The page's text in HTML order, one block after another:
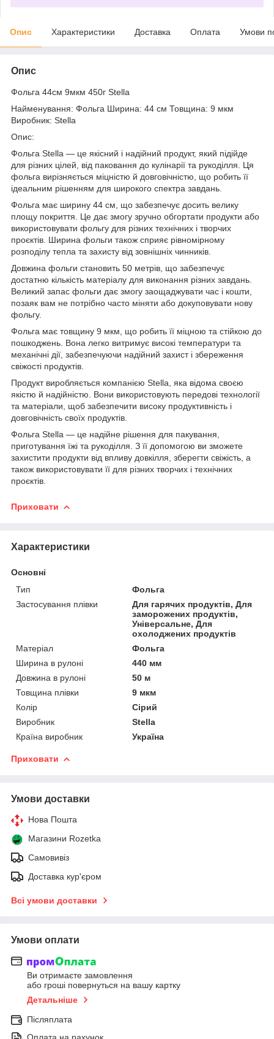
Опис Характеристики Доставка Оплата Умови
Опис
Фольга 44см 9мкм 450г Stella
Найменування: Фольга Ширина: 44 см Товщина: 9 мкм
Виробник: Stella
Опис:
Фольга Stella — це якісний і надійний продукт, який підійде
для різних цілей, від паковання до кулінарії та рукоділля. Ця
фольга вирізняється міцністю й довговічністю, що робить її
ідеальним рішенням для широкого спектра завдань.
Фольга має ширину 44 см, що забезпечує досить велику
площу покриття. Це дає змогу зручно обгортати продукти або
використовувати фольгу для різних технічних і творчих
проєктів. Ширина фольги також сприяє рівномірному
розподілу тепла та захисту від зовнішніх чинників.
Довжина фольги становить 50 метрів, що забезпечує
достатню кількість матеріалу для виконання різних завдань.
Великий запас фольги дає змогу заощаджувати час і кошти,
позаяк вам не потрібно часто міняти або докуповувати нову
фольгу.
Фольга має товщину 9 мкм, що робить її міцною та стійкою до
пошкоджень. Вона легко витримує високі температури та
механічні дії, забезпечуючи надійний захист і збереження
свіжості продуктів.
Продукт виробляється компанією Stella, яка відома своєю
якістю й надійністю. Вони використовують передові технології
та матеріали, щоб забезпечити високу продуктивність і
довговічність своїх продуктів.
Фольга Stella — це надійне рішення для пакування,
приготування їжі та рукоділля. З її допомогою ви зможете
захистити продукти від впливу довкілля, зберегти свіжість, а
також використовувати її для різних творчих і технічних
проєктів.
Приховати
Характеристики
Основні
Тип
Фольга
Застосування плівки
Для гарячих продуктів, Для
заморожених продуктів,
Універсальне, Для
охолоджених продуктів
Матеріал
Фольга
Ширина в рулоні
440 мм
Довжина в рулоні
50 м
Товщина плівки
9 мкм
Колір
Сірий
Виробник
Stella
Країна виробник
Україна
Приховати
Умови доставки
Нова Пошта
Магазини Rozetka
Самовивіз
Доставка кур'єром
Всі умови доставки
Умови оплати
Ви отримаєте замовлення
або гроші повернуться на вашу картку
Детальніше
Післяплата